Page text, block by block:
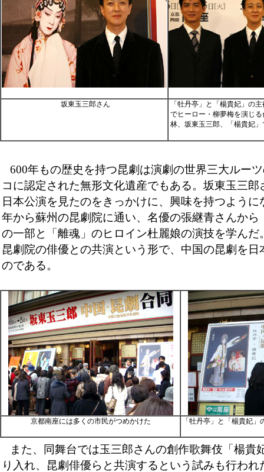
坂東玉三郎さん
「牡丹亭」と「楊貴妃」の
でヒーロー・柳夢梅を演じ
林、坂東玉三郎、「楊貴妃
600年もの歴史を持つ昆劇は演劇の世界三大ルー
コに認定された無形文化遺産でもある。坂東玉三
日本公演を見たのをきっかけに、興味を持つよう
年から蘇州の昆劇院に通い、名優の張継青さんから
の一部と「離魂」のヒロイン杜麗娘の演技を学んだ
昆劇院の俳優との共演という形で、中国の昆劇を
のである。
京都南座には多くの市民がつめかけた 「牡丹亭」と「楊貴妃
また、同舞台では玉三郎さんの創作歌舞伎「楊貴
り入れ、昆劇俳優らと共演するという試みも行われ